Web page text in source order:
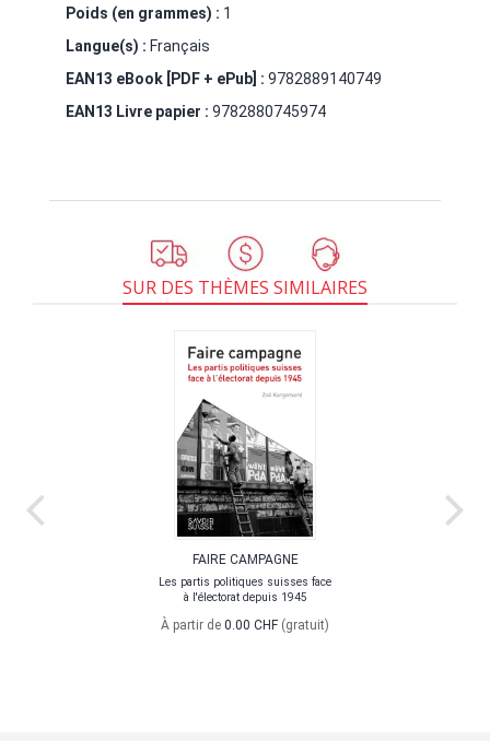
Poids (en grammes) : 1
Langue(s) : Français
EAN13 eBook [PDF + ePub] : 9782889140749
EAN13 Livre papier : 9782880745974
SUR DES THÈMES SIMILAIRES
FAIRE CAMPAGNE
Les partis politiques suisses face
à l'électorat depuis 1945
À partir de 0.00 CHF (gratuit)